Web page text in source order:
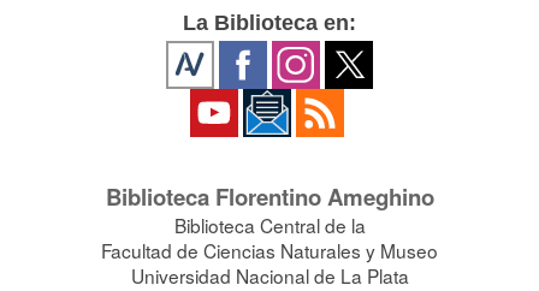
La Biblioteca en:
Biblioteca Florentino Ameghino
Biblioteca Central de la
Facultad de Ciencias Naturales y Museo
Universidad Nacional de La Plata